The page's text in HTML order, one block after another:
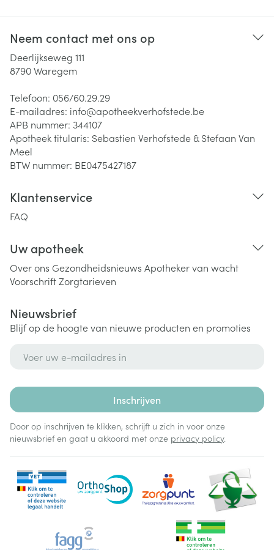
Neem contact met ons op
Deerlijkseweg 111
8790Waregem
Telefoon: 056/60.29.29
E-mailadres: info@apotheekverhofstede.be
APB nummer: 344107
Apotheek titularis: Sebastien Verhofstede & Stefaan Van
Meel
BTW nummer: BE0475427187
Klantenservice
FAQ
Uw apotheek
Over ons Gezondheidsnieuws Apotheker van wacht
VoorschriftZorgtarieven
Nieuwsbrief
Blijf op de hoogte van nieuwe producten en promoties
Inschrijven
Door op inschrijven te klikken, schrijft u zich in voor onze
nieuwsbrief en gaat u akkoord met onze privacy policy.